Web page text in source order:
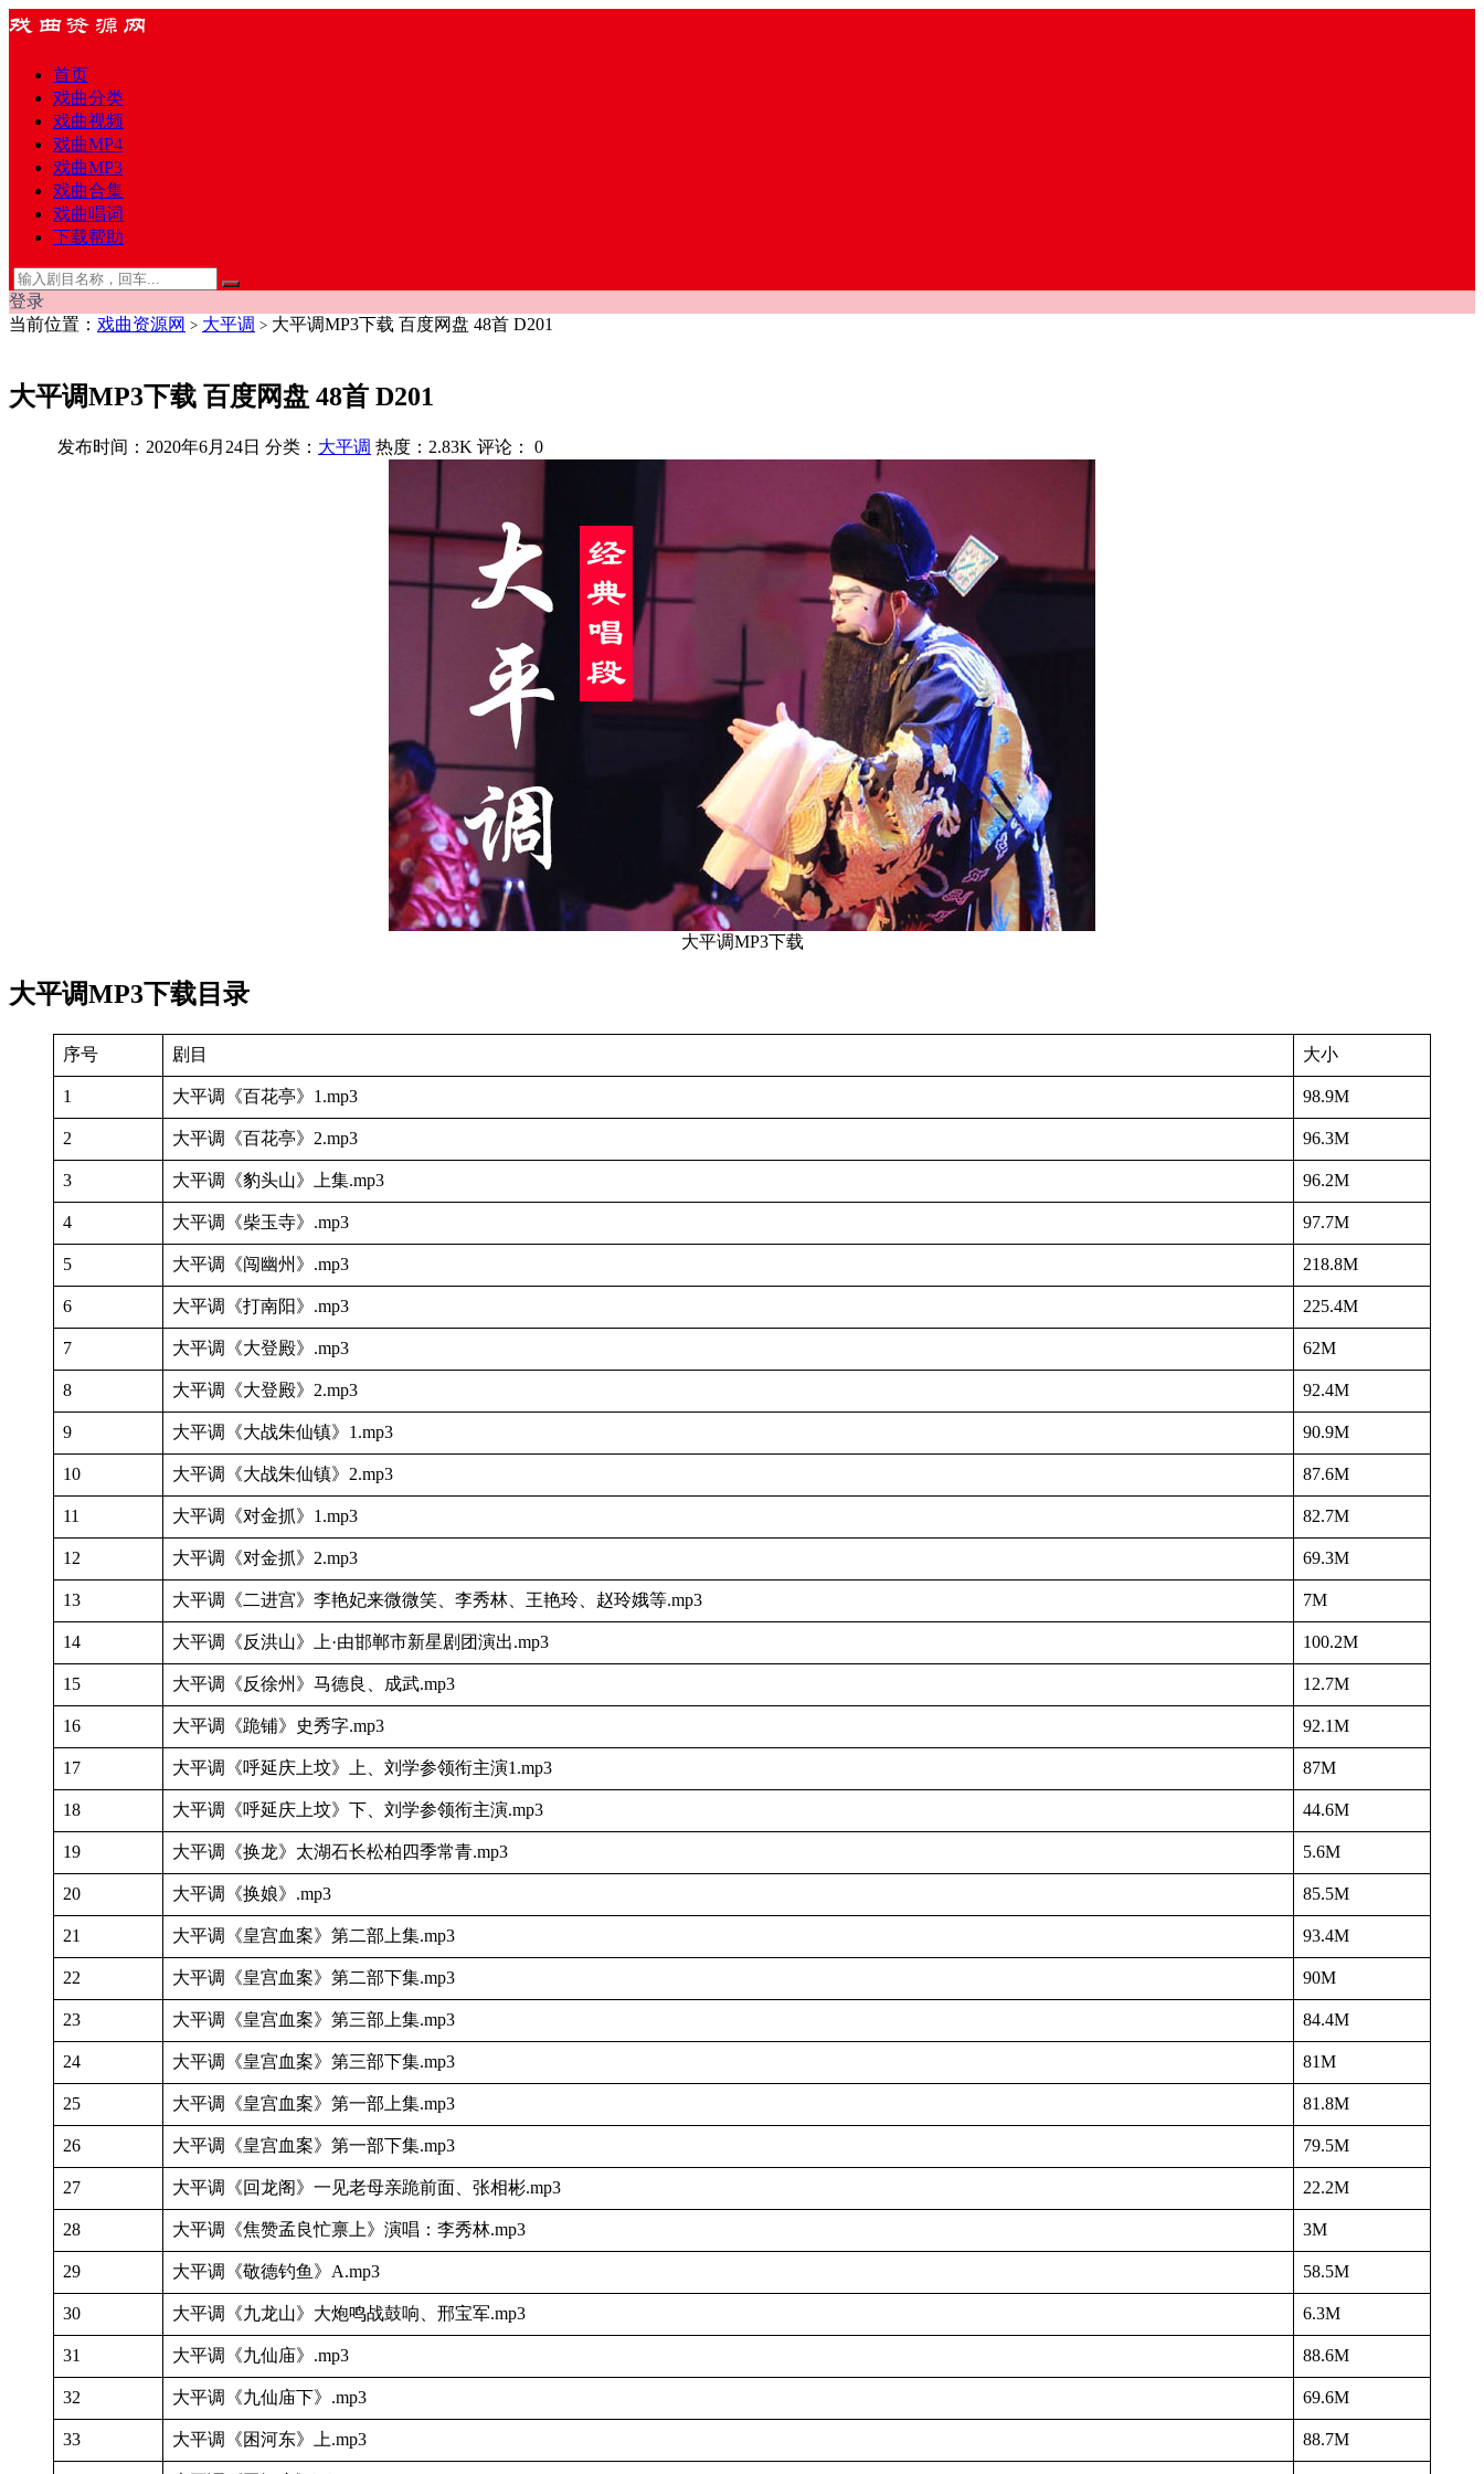
首页
戏曲分类
戏曲视频
戏曲MP4
戏曲MP3
戏曲合集
戏曲唱词
下载帮助
登录
当前位置： 戏曲资源网 > 大平调 > 大平调MP3下载 百度网盘 48首 D201
大平调MP3下载 百度网盘 48首 D201
发布时间：2020年6月24日 分类： 大平调 热度：2.83K 评论： 0
大平调MP3下载
大平调MP3下载目录
序号 剧目 大小
1 大平调《百花亭》1.mp3 98.9M
2 大平调《百花亭》2.mp3 96.3M
3 大平调《豹头山》上集.mp3 96.2M
4 大平调《柴玉寺》.mp3 97.7M
5 大平调《闯幽州》.mp3 218.8M
6 大平调《打南阳》.mp3 225.4M
7 大平调《大登殿》.mp3 62M
8 大平调《大登殿》2.mp3 92.4M
9 大平调《大战朱仙镇》1.mp3 90.9M
10 大平调《大战朱仙镇》2.mp3 87.6M
11 大平调《对金抓》1.mp3 82.7M
12 大平调《对金抓》2.mp3 69.3M
13 大平调《二进宫》李艳妃来微微笑、李秀林、王艳玲、赵玲娥等.mp3 7M
14 大平调《反洪山》上·由邯郸市新星剧团演出.mp3 100.2M
15 大平调《反徐州》马德良、成武.mp3 12.7M
16 大平调《跪铺》史秀字.mp3 92.1M
17 大平调《呼延庆上坟》上、刘学参领衔主演1.mp3 87M
18 大平调《呼延庆上坟》下、刘学参领衔主演.mp3 44.6M
19 大平调《换龙》太湖石长松柏四季常青.mp3 5.6M
20 大平调《换娘》.mp3 85.5M
21 大平调《皇宫血案》第二部上集.mp3 93.4M
22 大平调《皇宫血案》第二部下集.mp3 90M
23 大平调《皇宫血案》第三部上集.mp3 84.4M
24 大平调《皇宫血案》第三部下集.mp3 81M
25 大平调《皇宫血案》第一部上集.mp3 81.8M
26 大平调《皇宫血案》第一部下集.mp3 79.5M
27 大平调《回龙阁》一见老母亲跪前面、张相彬.mp3 22.2M
28 大平调《焦赞孟良忙禀上》演唱：李秀林.mp3 3M
29 大平调《敬德钓鱼》A.mp3 58.5M
30 大平调《九龙山》大炮鸣战鼓响、邢宝军.mp3 6.3M
31 大平调《九仙庙》.mp3 88.6M
32 大平调《九仙庙下》.mp3 69.6M
33 大平调《困河东》上.mp3 88.7M